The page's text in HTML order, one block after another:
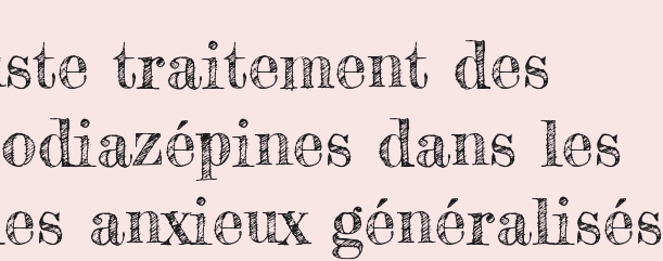
traitement des
dans les
anxieux généralisés